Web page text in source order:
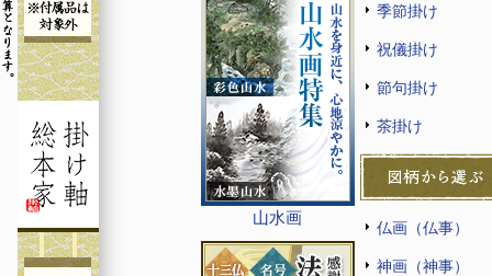
山水画
季節掛け
祝儀掛け
節句掛け
茶掛け
仏画（仏事）
神画（神事）